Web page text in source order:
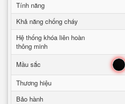
Tính năng
Khả năng chống cháy
Hệ thống khóa liên hoàn
thông minh
Mầu sắc
Đen
Thương hiệu
Bảo hành